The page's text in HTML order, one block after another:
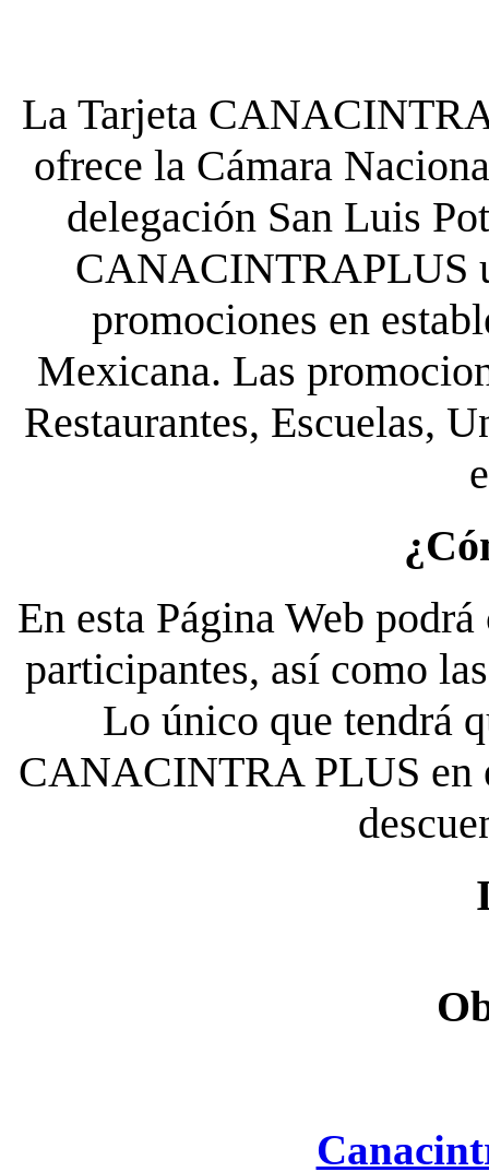
La Tarjeta
ofrece la Cámara
delegación San Luis
CANACINTRAPLUS
promociones en
Mexicana. Las
Restaurantes, Escuelas,
En esta Página Web
participantes, así como
Lo único que tendrá
CANACINTRA PLUS en